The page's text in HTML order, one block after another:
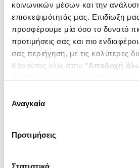
κοινωνικών μέσων και την
επισκεψιμότητάς μας. Επιδίωξη
προσφέρουμε μία όσο το δυνατό
προτιμήσεις σας και πιο
σας περιήγηση, με τις καλύτερες
Κάνοντας κλικ στην ‘’Αποδοχή
ενδιαφέρουν και να επιλέξετε
΄΄και να
συγκατάθεσης
Αναγκαία
Προτιμήσεις
Στατιστικά